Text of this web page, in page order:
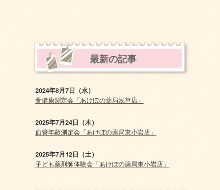
最新の記事
2024年8月7日（水）
骨健康測定会「あけぼの薬局浅草店」
2025年7月24日（木）
血管年齢測定会「あけぼの薬局東小岩店」
2025年7月12日（土）
子ども薬剤師体験会「あけぼの薬局東小岩店」